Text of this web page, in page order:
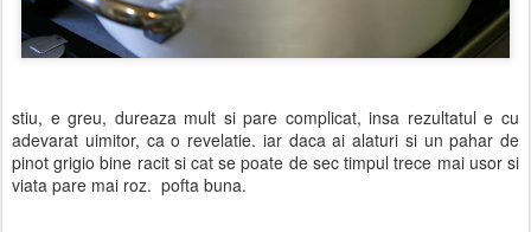
stiu, e greu, dureaza mult si pare complicat, insa rezultatul e cu
adevarat uimitor, ca o revelatie. iar daca ai alaturi si un pahar de
pinot grigio bine racit si cat se poate de sec timpul trece mai usor si
viata pare mai roz. pofta buna.